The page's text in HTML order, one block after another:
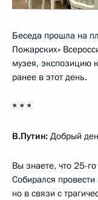
Беседа прошла на
Пожарских»
музея, экспозицию
ранее в этот день.
* * *
В.Путин: Добрый
Вы знаете, что 25-
Собирался провести
но в связи с